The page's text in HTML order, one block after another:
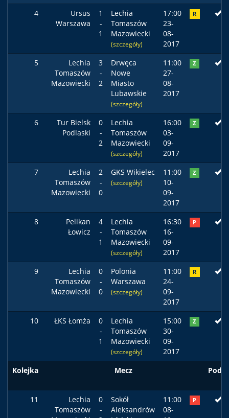
4
Ursus
Warszawa
1
-
1
Lechia
Tomaszów
Mazowiecki
(szczegóły)
17:00
23-
08-
2017
R
5
Lechia
Tomaszów
Mazowiecki
3
-
2
Drwęca
Nowe
Miasto
Lubawskie
(szczegóły)
11:00
27-
08-
2017
Z
6
Tur Bielsk
Podlaski
0
-
2
Lechia
Tomaszów
Mazowiecki
(szczegóły)
16:00
03-
09-
2017
Z
7
Lechia
Tomaszów
Mazowiecki
2
-
0
GKS Wikielec
(szczegóły)
11:00
10-
09-
2017
Z
8
Pelikan
Łowicz
4
-
1
Lechia
Tomaszów
Mazowiecki
(szczegóły)
16:30
16-
09-
2017
P
9
Lechia
Tomaszów
Mazowiecki
0
-
0
Polonia
Warszawa
(szczegóły)
11:00
24-
09-
2017
R
10 ŁKS Łomża
0
-
1
Lechia
Tomaszów
Mazowiecki
(szczegóły)
15:00
30-
09-
2017
Z
Kolejka Mecz Podst
11
Lechia
Tomaszów
0
-
Sokół
Aleksandrów
11:00
08-
P